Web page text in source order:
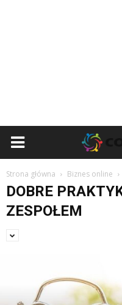
Strona główna Biznes online
DOBRE
ZESPOŁEM